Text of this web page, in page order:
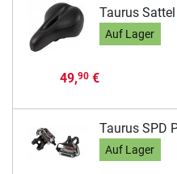
Taurus
Auf Lager
49,90€
Taurus SPD
Auf Lager